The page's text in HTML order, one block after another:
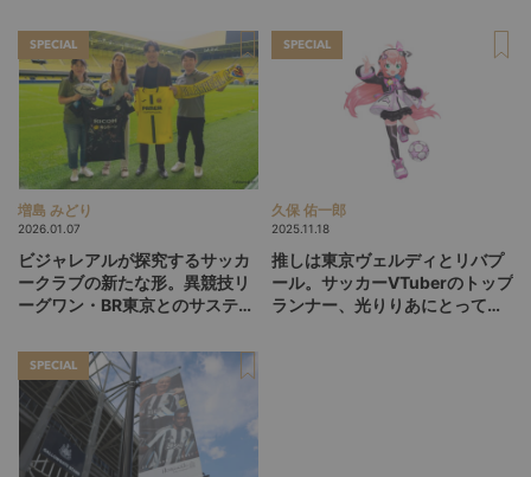
る理由
SPECIAL
増島 みどり
2026.01.07
ビジャレアルが探究するサッカ
ークラブの新たな形。異競技リ
ーグワン・BR東京とのサステナ
SPECIAL
久保 佑一郎
2025.11.18
推しは東京ヴェルディとリバプ
ール。サッカーVTuberのトップ
ランナー、光りりあにとって
SPECIAL